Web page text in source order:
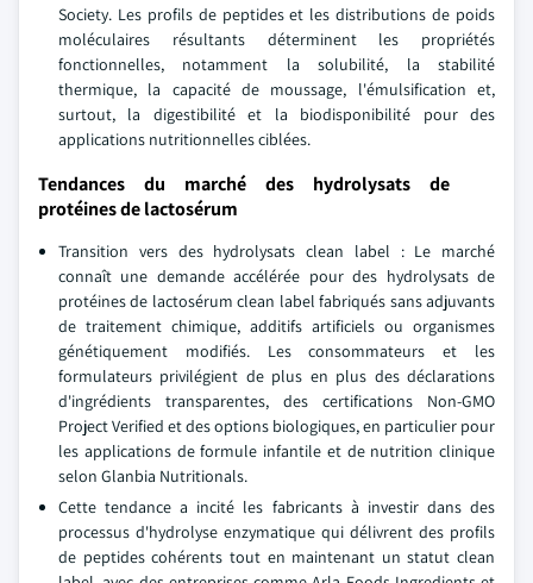
Society. Les profils de peptides et les distributions de poids
moléculaires résultants déterminent les propriétés
fonctionnelles, notamment la solubilité, la stabilité
thermique, la capacité de moussage, l'émulsification et,
surtout, la digestibilité et la biodisponibilité pour des
applications nutritionnelles ciblées.
Tendances du marché des hydrolysats de
protéines de lactosérum
Transition vers des hydrolysats clean label : Le marché
connaît une demande accélérée pour des hydrolysats de
protéines de lactosérum clean label fabriqués sans adjuvants
de traitement chimique, additifs artificiels ou organismes
génétiquement modifiés. Les consommateurs et les
formulateurs privilégient de plus en plus des déclarations
d'ingrédients transparentes, des certifications Non-GMO
Project Verified et des options biologiques, en particulier pour
les applications de formule infantile et de nutrition clinique
selon Glanbia Nutritionals.
Cette tendance a incité les fabricants à investir dans des
processus d'hydrolyse enzymatique qui délivrent des profils
de peptides cohérents tout en maintenant un statut clean